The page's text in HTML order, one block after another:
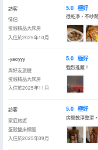
訪客
情侶
蛋殼精品大床房
入住於2025年10月
5.0 極好
很乾凈，不吵
-yaoyyy
與好友旅遊
蛋殼精品大床房
入住於2025年11月
5.0 極好
強烈推薦！
訪客
家庭旅遊
蛋殼雙床標間
入住於2025年09月
5.0 極好
房間乾淨整潔